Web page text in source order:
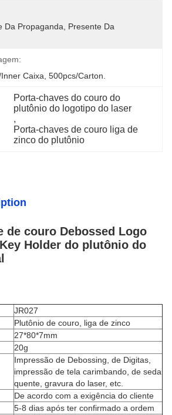
Da Propaganda, Presente Da
Caixa, 500pcs/carton.
Porta-chaves do couro do
plutônio do logotipo do laser
,
Porta-chaves de couro liga de
zinco do plutônio
de couro Debossed Logo
Holder do plutônio do
JR027
Plutônio de couro, liga de zinco
27*80*7mm
20g
Impressão de Debossing, de Digitas,
impressão de tela carimbando, de seda
quente, gravura do laser, etc.
De acordo com a exigência do cliente
5-8 dias após ter confirmado a ordem